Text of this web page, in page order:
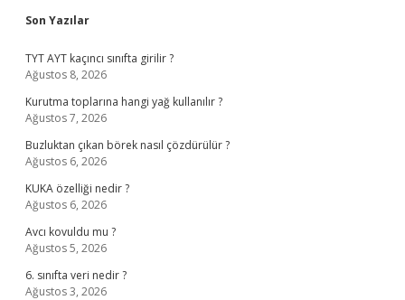
Sidebar
Son Yazılar
TYT AYT kaçıncı sınıfta girilir ?
Ağustos 8, 2026
Kurutma toplarına hangi yağ kullanılır ?
Ağustos 7, 2026
Buzluktan çıkan börek nasıl çözdürülür ?
Ağustos 6, 2026
KUKA özelliği nedir ?
Ağustos 6, 2026
Avcı kovuldu mu ?
Ağustos 5, 2026
6. sınıfta veri nedir ?
Ağustos 3, 2026